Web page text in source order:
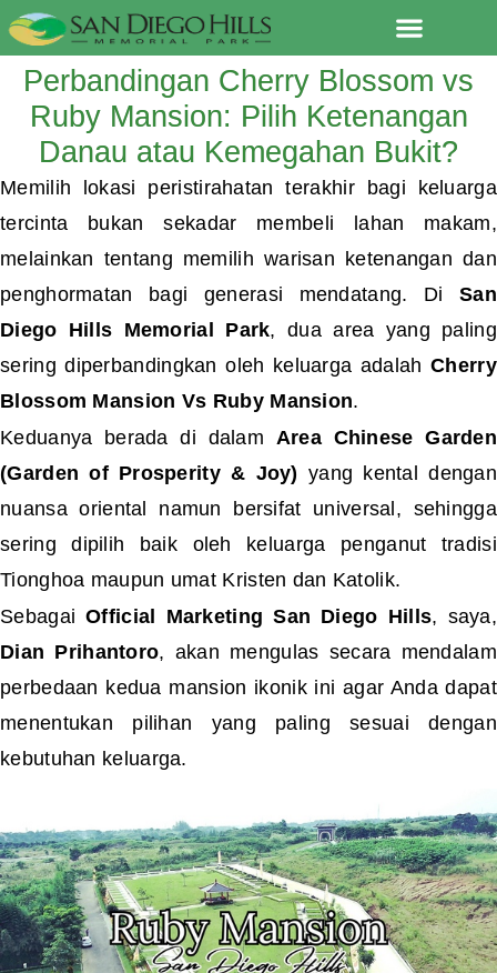
Lewati
ke
konten
Perbandingan Cherry Blossom vs
Ruby Mansion: Pilih Ketenangan
Danau atau Kemegahan Bukit?
Memilih lokasi peristirahatan terakhir bagi keluarga
tercinta bukan sekadar membeli lahan makam,
melainkan tentang memilih warisan ketenangan dan
penghormatan bagi generasi mendatang. DiSan
Diego Hills Memorial Park, dua area yang paling
sering diperbandingkan oleh keluarga adalahCherry
Blossom Mansion Vs Ruby Mansion.
Keduanya berada di dalam Area Chinese Garden
(Garden of Prosperity & Joy) yang kental dengan
nuansa oriental namun bersifat universal, sehingga
sering dipilih baik oleh keluarga penganut tradisi
Tionghoa maupun umat Kristen dan Katolik.
SebagaiOfficial Marketing San Diego Hills, saya,
Dian Prihantoro, akan mengulas secara mendalam
perbedaan kedua mansion ikonik ini agar Anda dapat
menentukan pilihan yang paling sesuai dengan
kebutuhan keluarga.